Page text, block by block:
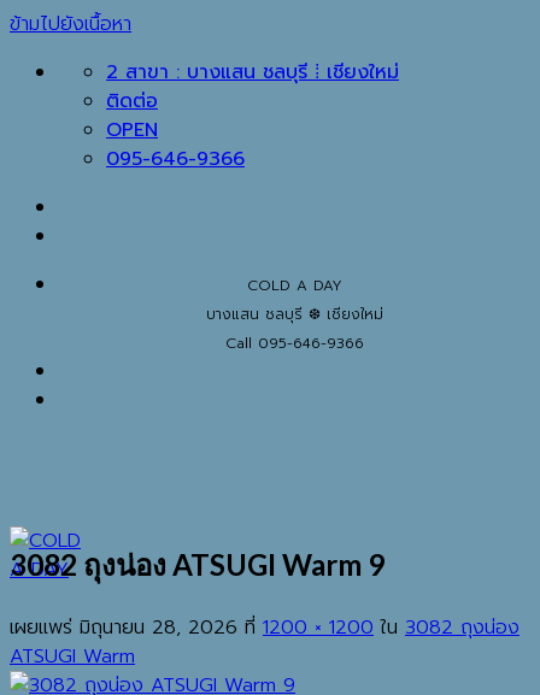
ข้ามไปยังเนื้อหา
2 สาขา : บางแสน ชลบุรี ⁞ เชียงใหม่
ติดต่อ
OPEN
095-646-9366
COLD A DAY
บางแสน ชลบุรี ❆ เชียงใหม่
Call 095-646-9366
3082 ถุงน่อง ATSUGI Warm 9
เผยแพร่ มิถุนายน 28, 2026 ที่ 1200 × 1200 ใน 3082 ถุงน่อง
ATSUGI Warm